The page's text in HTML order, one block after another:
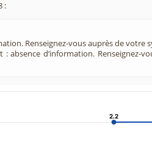
:
Renseignez-vous auprès de votre
absence d’information. Renseignez-
2.2
2.2